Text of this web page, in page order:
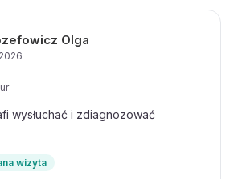
Olga
wysłuchać i zdiagnozować
wizyta